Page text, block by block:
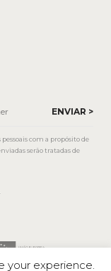
com a propósito de
serão tratadas de
your experience.